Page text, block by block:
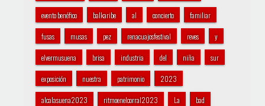
evento benéfico balkaribe al concierto familiar
fusas musas pez renacuajosfestival reves y
elvermusuena brisa industria del niña sur
exposición nuestra patrimonio 2023
alcalasuena2023 ritmoenelcorral2023 La bad